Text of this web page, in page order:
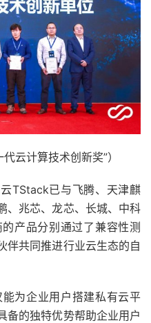
云计算技术创新奖”）
TStack已与飞腾、天津麒
、兆芯、龙芯、长城、中科
产品分别通过了兼容性测
伴共同推进行业云生态的自
为企业用户搭建私有云平
备的独特优势帮助企业用户